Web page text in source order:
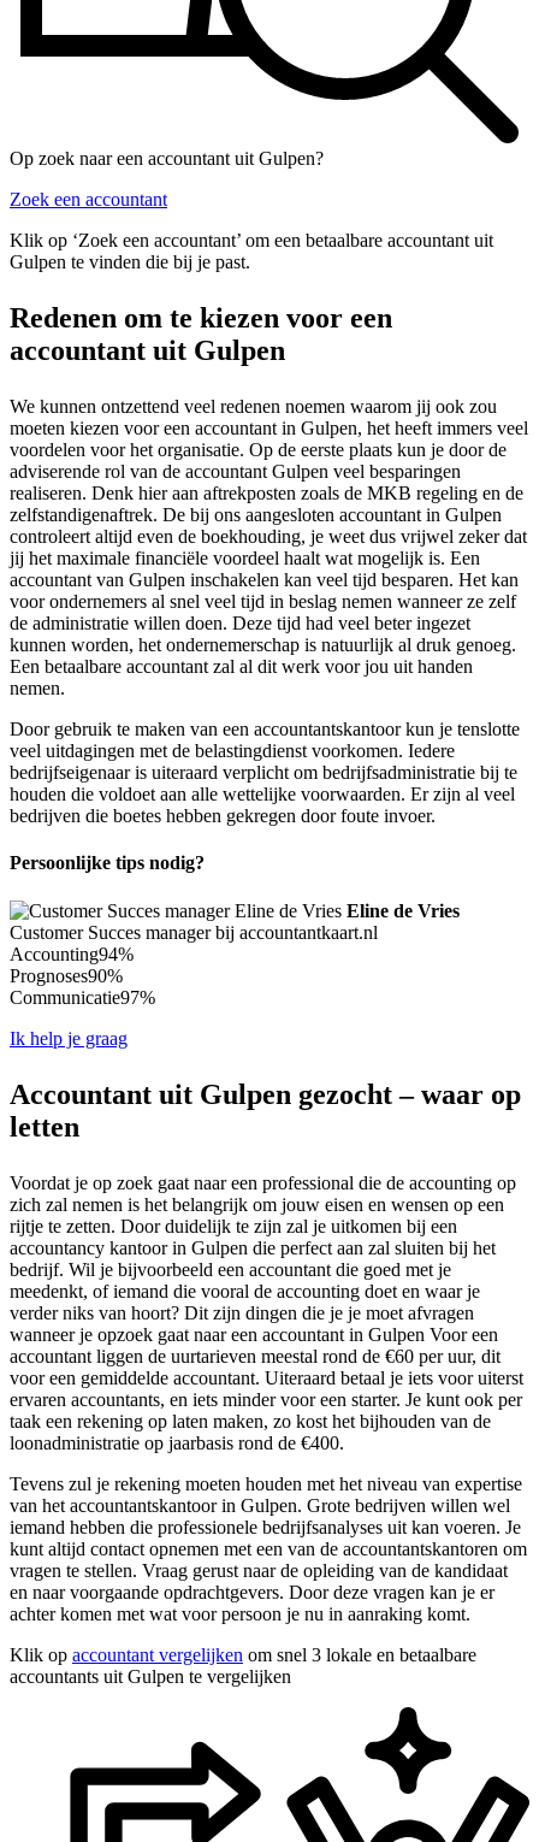
Op zoek naar een accountant uit Gulpen?
Zoek een accountant
Klik op ‘Zoek een accountant’ om een betaalbare accountant uit
Gulpen te vinden die bij je past.
Redenen om te kiezen voor een
accountant uit Gulpen
We kunnen ontzettend veel redenen noemen waarom jij ook zou
moeten kiezen voor een accountant in Gulpen, het heeft immers veel
voordelen voor het organisatie. Op de eerste plaats kun je door de
adviserende rol van de accountant Gulpen veel besparingen
realiseren. Denk hier aan aftrekposten zoals de MKB regeling en de
zelfstandigenaftrek. De bij ons aangesloten accountant in Gulpen
controleert altijd even de boekhouding, je weet dus vrijwel zeker dat
jij het maximale financiële voordeel haalt wat mogelijk is. Een
accountant van Gulpen inschakelen kan veel tijd besparen. Het kan
voor ondernemers al snel veel tijd in beslag nemen wanneer ze zelf
de administratie willen doen. Deze tijd had veel beter ingezet
kunnen worden, het ondernemerschap is natuurlijk al druk genoeg.
Een betaalbare accountant zal al dit werk voor jou uit handen
nemen.
Door gebruik te maken van een accountantskantoor kun je tenslotte
veel uitdagingen met de belastingdienst voorkomen. Iedere
bedrijfseigenaar is uiteraard verplicht om bedrijfsadministratie bij te
houden die voldoet aan alle wettelijke voorwaarden. Er zijn al veel
bedrijven die boetes hebben gekregen door foute invoer.
Persoonlijke tips nodig?
Eline de Vries
Customer Succes manager bij accountantkaart.nl
Accounting94%
Prognoses90%
Communicatie97%
Ik help je graag
Accountant uit Gulpen gezocht – waar op
letten
Voordat je op zoek gaat naar een professional die de accounting op
zich zal nemen is het belangrijk om jouw eisen en wensen op een
rijtje te zetten. Door duidelijk te zijn zal je uitkomen bij een
accountancy kantoor in Gulpen die perfect aan zal sluiten bij het
bedrijf. Wil je bijvoorbeeld een accountant die goed met je
meedenkt, of iemand die vooral de accounting doet en waar je
verder niks van hoort? Dit zijn dingen die je je moet afvragen
wanneer je opzoek gaat naar een accountant in Gulpen Voor een
accountant liggen de uurtarieven meestal rond de €60 per uur, dit
voor een gemiddelde accountant. Uiteraard betaal je iets voor uiterst
ervaren accountants, en iets minder voor een starter. Je kunt ook per
taak een rekening op laten maken, zo kost het bijhouden van de
loonadministratie op jaarbasis rond de €400.
Tevens zul je rekening moeten houden met het niveau van expertise
van het accountantskantoor in Gulpen. Grote bedrijven willen wel
iemand hebben die professionele bedrijfsanalyses uit kan voeren. Je
kunt altijd contact opnemen met een van de accountantskantoren om
vragen te stellen. Vraag gerust naar de opleiding van de kandidaat
en naar voorgaande opdrachtgevers. Door deze vragen kan je er
achter komen met wat voor persoon je nu in aanraking komt.
Klik op accountant vergelijken om snel 3 lokale en betaalbare
accountants uit Gulpen te vergelijken